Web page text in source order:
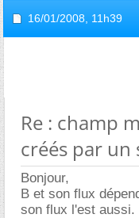
16/01/2008, 11h39
Re : champ
créés par un
Bonjour,
B et son flux
son flux l'est aussi.